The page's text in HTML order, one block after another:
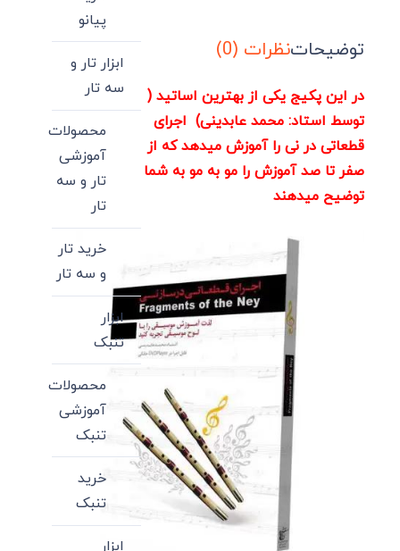
توضیحاتنظرات (0)
در این پکیج یکی از بهترین اساتید (
توسط استاد: محمد عابدینی) اجرای
قطعاتی در نی را آموزش میدهد که از
صفر تا صد آموزش را مو به مو به شما
توضیح میدهند
پیانو
ابزار تار و
سه تار
محصولات
آموزشی
تار و سه
تار
خرید تار
و سه تار
ابزار
تنبک
محصولات
آموزشی
تنبک
خرید
تنبک
ابزار